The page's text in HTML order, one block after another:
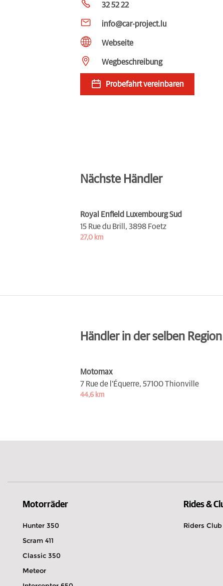
32 52 22
info@car-project.lu
Webseite
Wegbeschreibung
Probefahrt vereinbaren
Nächste Händler
Royal Enfield Luxembourg Sud
15 Rue du Brill, 3898 Foetz
27,0 km
Händler in der selben Region
Motomax
7 Rue de l'Équerre, 57100 Thionville
44,6 km
Motorräder
Hunter 350
Scram 411
Classic 350
Meteor
Rides &
Riders Club